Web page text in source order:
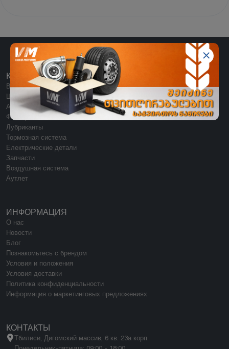
КАТЕГОРИИ
Все категории
Шины
Аккумулятор
Фильтры
Лубриканты
Тормозная система
Електрические детали
Запчасти
Воздушная система
Аутлет
ИНФОРМАЦИЯ
О нас
Новости
Блог
Познакомьтесь с брендом
Условия и положения
Условия доставки
Политика конфиденциальности
Информация о маркетинговых предложениях
КОНТАКТЫ
Тбилиси, Дигомский массив, 6 кв. 23а корп.